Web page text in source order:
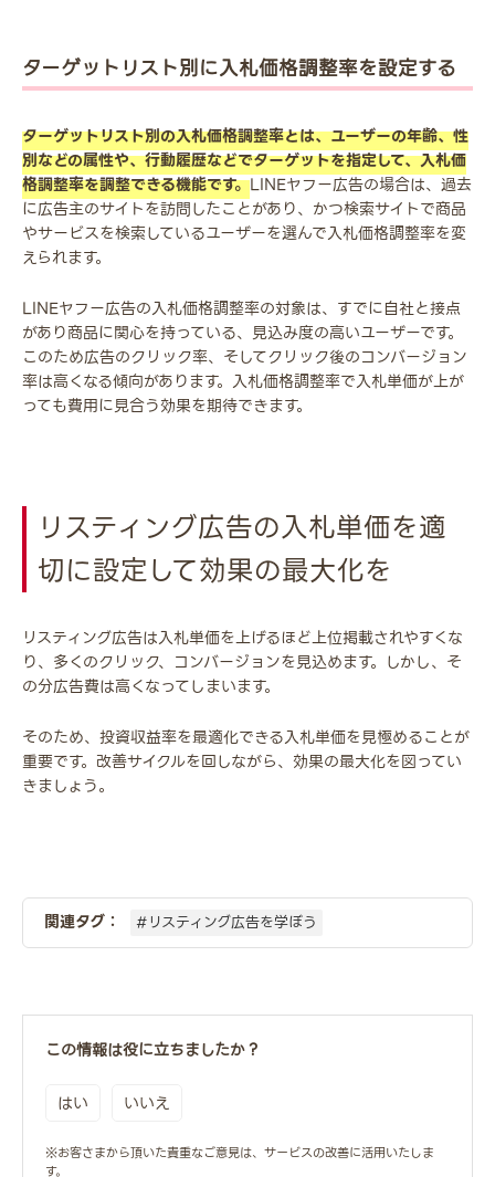
ターゲットリスト別に入札価格調整率を設定する
ターゲットリスト別の入札価格調整率とは、ユーザーの年齢、性
別などの属性や、行動履歴などでターゲットを指定して、入札価
格調整率を調整できる機能です。LINEヤフー広告の場合は、過去
に広告主のサイトを訪問したことがあり、かつ検索サイトで商品
やサービスを検索しているユーザーを選んで入札価格調整率を変
えられます。
LINEヤフー広告の入札価格調整率の対象は、すでに自社と接点
があり商品に関心を持っている、見込み度の高いユーザーです。
このため広告のクリック率、そしてクリック後のコンバージョン
率は高くなる傾向があります。入札価格調整率で入札単価が上が
っても費用に見合う効果を期待できます。
リスティング広告の入札単価を適
切に設定して効果の最大化を
リスティング広告は入札単価を上げるほど上位掲載されやすくな
り、多くのクリック、コンバージョンを見込めます。しかし、そ
の分広告費は高くなってしまいます。
そのため、投資収益率を最適化できる入札単価を見極めることが
重要です。改善サイクルを回しながら、効果の最大化を図ってい
きましょう。
関連タグ： #リスティング広告を学ぼう
この情報は役に立ちましたか？
はい いいえ
※お客さまから頂いた貴重なご意見は、サービスの改善に活用いたしま
す。